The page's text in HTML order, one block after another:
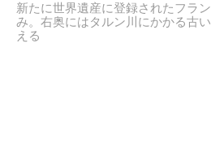
新たに世界遺産に登録されたフラ
み。右奥にはタルン川にかかる古
える